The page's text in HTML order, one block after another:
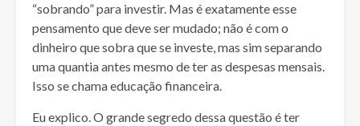
“sobrando” para investir. Mas é exatamente esse
pensamento que deve ser mudado; não é com o
dinheiro que sobra que se investe, mas sim separando
uma quantia antes mesmo de ter as despesas mensais.
Isso se chama educação financeira.
Eu explico. O grande segredo dessa questão é ter